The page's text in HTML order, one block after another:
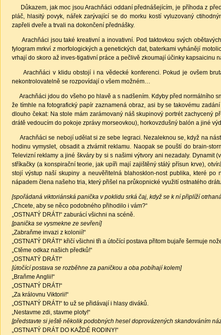
Důkazem, jak moc jsou Arachňáci oddaní přednášejícím, je příhoda z
pláč, hlasitý povyk, nářek zarývající se do morku kostí vyluzovaný
zapřeli dveře a trvali na dokončení přednášky.
Arachňáci jsou také kreativní a inovativní. Pod taktovkou svých
fylogram mrkví z morfologických a genetických dat, baterkami vyhánějí
vrhají do skoro až inves-tigativní práce a pečlivě zkoumají účinky kapsaicinu
Arachňáci v klidu obstojí i na vědecké konferenci. Pokud je ovšem
nekontrolovatelně se rozpovídají o všem možném…
Arachňáci jdou do všeho po hlavě a s nadšením. Kdyby před normálního
že tímhle na fotografický papír zaznamená obraz, asi by se takovému
dlouho čekat: Na stole mám zarámovaný náš skupinový portrét zachycený
drátě vedoucím do pokoje zprávy morseovkou), horkovzdušný balón a jiné
Arachňáci se nebojí udělat si ze sebe legraci. Nezaleknou se, když na
hodinu vymyslet, obsadit a ztvárnit reklamu. Naopak se pouští do brain-
Televizní reklamy a jiné škváry by si s našimi výtvory ani nezadaly. Dynamit
stříkačky (a konspirační teorie, jak upíři mají zajištěný stálý přísun krve),
stojí výstup naší skupiny a neuvěřitelná blahosklon-nost publika, které
nápadem člena našeho tria, který přišel na průkopnické využití ostnatého
[spořádaná viktoriánská panička v poklidu srká čaj, když se k ní připlíží
„Chcete, aby se něco podobného přihodilo i vám?“
„OSTNATÝ DRÁT!“ zaburácí všichni na scéně.
[panička se vysmekne ze sevření]
„Zabraňme invazi z kolonií!“
„OSTNATÝ DRÁT!“ křičí všichni tři a útočící postava přitom bujaře šermuje
„Ctěme odkaz našich předků!“
„OSTNATÝ DRÁT!“
[útočící postava se rozběhne za paničkou a oba pobíhají kolem]
„Braňme Anglii!“
„OSTNATÝ DRÁT!“
„Za královnu Viktorii!“
„OSTNATÝ DRÁT!“ to už se přidávají i hlasy diváků.
„Nestavme zdi, stavme ploty!“
[představte si ještě několik podobných hesel doprovázených skandováním
„OSTNATÝ DRÁT DO KAŽDÉ RODINY!“